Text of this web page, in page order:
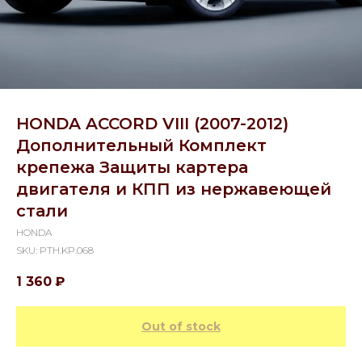
HONDA ACCORD VIII (2007-2012)
Дополнительный Комплект
крепежа Защиты картера
двигателя и КПП из нержавеющей
стали
HONDA
SKU: PTH.KP.068
1 360 ₽
Out of stock